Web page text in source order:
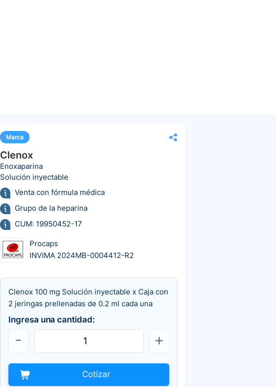
Marca
Clenox
Enoxaparina
Solución inyectable
Venta con fórmula médica
Grupo de la heparina
CUM: 19950452-17
Procaps
INVIMA 2024MB-0004412-R2
Clenox 100 mg Solución inyectable x Caja con
2 jeringas prellenadas de 0.2 ml cada una
Ingresa una cantidad:
Cotizar